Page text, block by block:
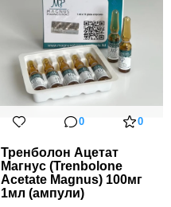
0 0
Тренболон Ацетат
Магнус (Trenbolone
Acetate Magnus) 100мг
1мл (ампули)